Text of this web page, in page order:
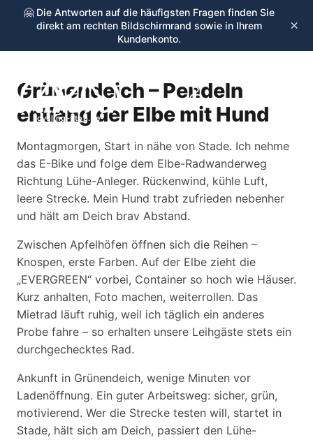
🤗 Die Antworten auf die häufigsten Fragen finden Sie
direkt am rechten Bildschirmrand sowie in Ihrem
Kundenkonto.
×
cycling-stop.de
Grünendeich – Pendeln
entlang der Elbe mit Hund
Montagmorgen, Start in nähe von Stade. Ich nehme
das E-Bike und folge dem Elbe-Radwanderweg
Richtung Lühe-Anleger. Rückenwind, kühle Luft,
leere Strecke. Mein Hund trabt zufrieden nebenher
und hält am Deich brav Abstand.
Zwischen Apfelhöfen öffnen sich die Reihen –
Knospen, erste Farben. Auf der Elbe zieht die
„EVERGREEN“ vorbei, Container so hoch wie Häuser.
Kurz anhalten, Foto machen, weiterrollen. Das
Mietrad läuft ruhig, weil ich täglich ein anderes
Probe fahre – so erhalten unsere Leihgäste stets ein
durchgechecktes Rad.
Ankunft in Grünendeich, wenige Minuten vor
Ladenöffnung. Ein guter Arbeitsweg: sicher, grün,
motivierend. Wer die Strecke testen will, startet in
Stade, hält sich am Deich, passiert den Lühe-